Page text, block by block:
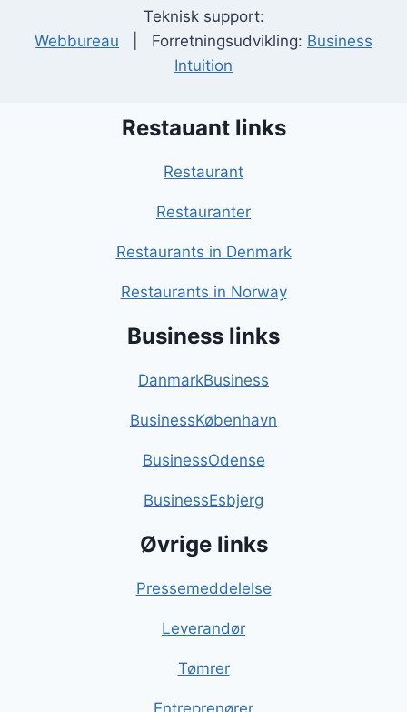
Teknisk support:
Webbureau | Forretningsudvikling: Business
Intuition
Restauant links
Restaurant
Restauranter
Restaurants in Denmark
Restaurants in Norway
Business links
DanmarkBusiness
BusinessKøbenhavn
BusinessOdense
BusinessEsbjerg
Øvrige links
Pressemeddelelse
Leverandør
Tømrer